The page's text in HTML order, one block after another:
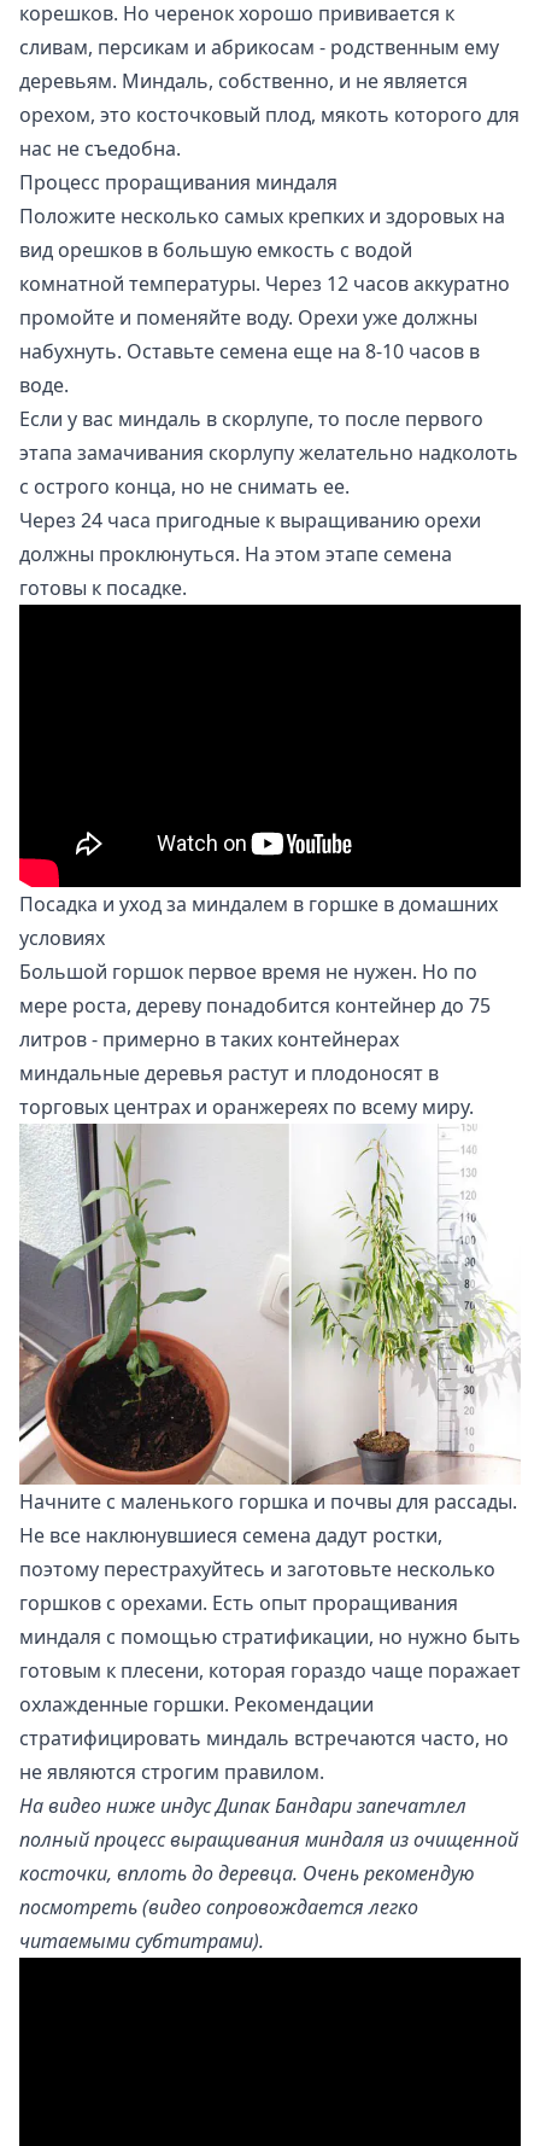
корешков. Но черенок хорошо прививается к
сливам, персикам и абрикосам - родственным ему
деревьям. Миндаль, собственно, и не является
орехом, это косточковый плод, мякоть которого для
нас не съедобна.
Процесс проращивания миндаля
Положите несколько самых крепких и здоровых на
вид орешков в большую емкость с водой
комнатной температуры. Через 12 часов аккуратно
промойте и поменяйте воду. Орехи уже должны
набухнуть. Оставьте семена еще на 8-10 часов в
воде.
Если у вас миндаль в скорлупе, то после первого
этапа замачивания скорлупу желательно надколоть
с острого конца, но не снимать ее.
Через 24 часа пригодные к выращиванию орехи
должны проклюнуться. На этом этапе семена
готовы к посадке.
Посадка и уход за миндалем в горшке в домашних
условиях
Большой горшок первое время не нужен. Но по
мере роста, дереву понадобится контейнер до 75
литров - примерно в таких контейнерах
миндальные деревья растут и плодоносят в
торговых центрах и оранжереях по всему миру.
Начните с маленького горшка и почвы для рассады.
Не все наклюнувшиеся семена дадут ростки,
поэтому перестрахуйтесь и заготовьте несколько
горшков с орехами. Есть опыт проращивания
миндаля с помощью стратификации, но нужно быть
готовым к плесени, которая гораздо чаще поражает
охлажденные горшки. Рекомендации
стратифицировать миндаль встречаются часто, но
не являются строгим правилом.
На видео ниже индус Дипак Бандари запечатлел
полный процесс выращивания миндаля из очищенной
косточки, вплоть до деревца. Очень рекомендую
посмотреть (видео сопровождается легко
читаемыми субтитрами).